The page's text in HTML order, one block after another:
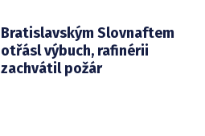
Bratislavským Slovnaftem
otřásl výbuch, rafinérii
zachvátil požár